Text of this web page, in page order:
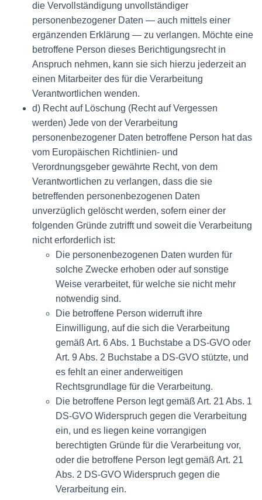
die Vervollständigung unvollständiger
personenbezogener Daten — auch mittels einer
ergänzenden Erklärung — zu verlangen. Möchte eine
betroffene Person dieses Berichtigungsrecht in
Anspruch nehmen, kann sie sich hierzu jederzeit an
einen Mitarbeiter des für die Verarbeitung
Verantwortlichen wenden.
d) Recht auf Löschung (Recht auf Vergessen
werden) Jede von der Verarbeitung
personenbezogener Daten betroffene Person hat das
vom Europäischen Richtlinien- und
Verordnungsgeber gewährte Recht, von dem
Verantwortlichen zu verlangen, dass die sie
betreffenden personenbezogenen Daten
unverzüglich gelöscht werden, sofern einer der
folgenden Gründe zutrifft und soweit die Verarbeitung
nicht erforderlich ist:
Die personenbezogenen Daten wurden für
solche Zwecke erhoben oder auf sonstige
Weise verarbeitet, für welche sie nicht mehr
notwendig sind.
Die betroffene Person widerruft ihre
Einwilligung, auf die sich die Verarbeitung
gemäß Art. 6 Abs. 1 Buchstabe a DS-GVO oder
Art. 9 Abs. 2 Buchstabe a DS-GVO stützte, und
es fehlt an einer anderweitigen
Rechtsgrundlage für die Verarbeitung.
Die betroffene Person legt gemäß Art. 21 Abs. 1
DS-GVO Widerspruch gegen die Verarbeitung
ein, und es liegen keine vorrangigen
berechtigten Gründe für die Verarbeitung vor,
oder die betroffene Person legt gemäß Art. 21
Abs. 2 DS-GVO Widerspruch gegen die
Verarbeitung ein.